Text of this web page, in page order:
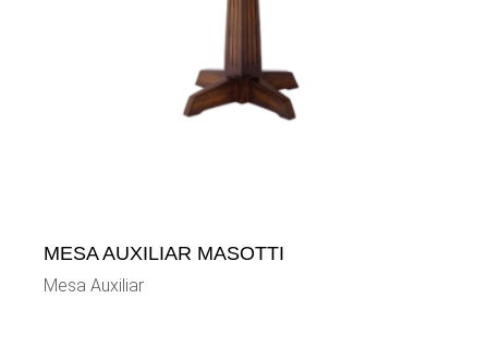
MESA AUXILIAR MASOTTI
Mesa Auxiliar